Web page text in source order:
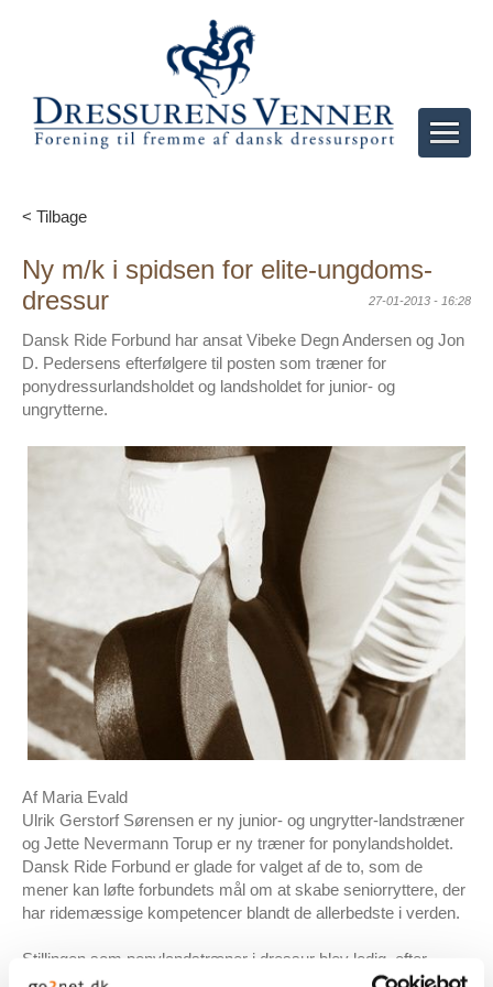
< Tilbage
Ny m/k i spidsen for elite-ungdoms-
dressur
27-01-2013 - 16:28
Dansk Ride Forbund har ansat Vibeke Degn Andersen og Jon
D. Pedersens efterfølgere til posten som træner for
ponydressurlandsholdet og landsholdet for junior- og
ungrytterne.
Af Maria Evald
Ulrik Gerstorf Sørensen er ny junior- og ungrytter-landstræner
og Jette Nevermann Torup er ny træner for ponylandsholdet.
Dansk Ride Forbund er glade for valget af de to, som de
mener kan løfte forbundets mål om at skabe seniorryttere, der
har ridemæssige kompetencer blandt de allerbedste i verden.
Stillingen som ponylandstræner i dressur blev ledig, efter
Vibeke Degn Andersen sagde op i oktober 2012 efter ti år på